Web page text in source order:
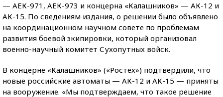
— АЕК-971, АЕК-973 и концерна «Калашников» — АК-12 и
АК-15. По сведениям издания, о решении было объявлено
на координационном научном совете по проблемам
развития боевой экипировки, который организовал
военно-научный комитет Сухопутных войск.
В концерне «Калашников» («Ростех») подтвердили, что
новые российские автоматы — АК-12 и АК-15 — приняты
на вооружение. «Мы подтверждаем, что такое решение